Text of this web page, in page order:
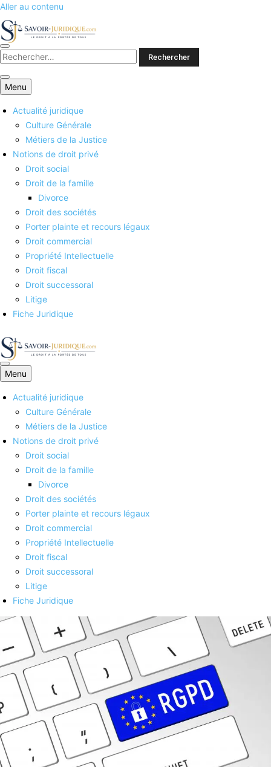
Aller au contenu
Savoirs juridiques
Menu
Actualité juridique
Culture Générale
Métiers de la Justice
Notions de droit privé
Droit social
Droit de la famille
Divorce
Droit des sociétés
Porter plainte et recours légaux
Droit commercial
Propriété Intellectuelle
Droit fiscal
Droit successoral
Litige
Fiche Juridique
Savoirs juridiques
Menu
Actualité juridique
Culture Générale
Métiers de la Justice
Notions de droit privé
Droit social
Droit de la famille
Divorce
Droit des sociétés
Porter plainte et recours légaux
Droit commercial
Propriété Intellectuelle
Droit fiscal
Droit successoral
Litige
Fiche Juridique